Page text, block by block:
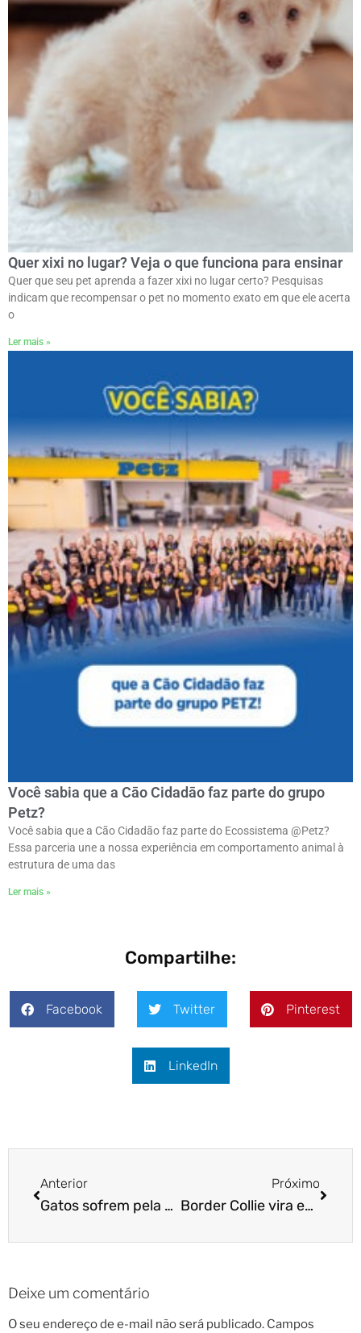
Quer xixi no lugar? Veja o que funciona para ensinar
Quer que seu pet aprenda a fazer xixi no lugar certo? Pesquisas
indicam que recompensar o pet no momento exato em que ele acerta
o
Ler mais »
Você sabia que a Cāo Cidadāo faz parte do grupo
Petz?
Você sabia que a Cão Cidadão faz parte do Ecossistema @Petz?
Essa parceria une a nossa experiência em comportamento animal à
estrutura de uma das
Ler mais »
Compartilhe:
Facebook Twitter Pinterest
LinkedIn
Anterior
Gatos sofrem pela perda de outro pet? A ciência diz que sim!
Próximo
Border Collie vira estrela de futevôlei em praia do Rio
Deixe um comentário
O seu endereço de e-mail não será publicado. Campos